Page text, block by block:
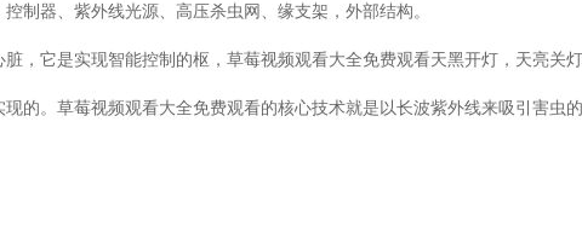
制器、紫外线光源、高压杀虫网、缘支架，外部结构。
，它是实现智能控制的枢，草莓视频观看大全免费观看天黑开灯，天亮关
的。草莓视频观看大全免费观看的核心技术就是以长波紫外线来吸引害虫